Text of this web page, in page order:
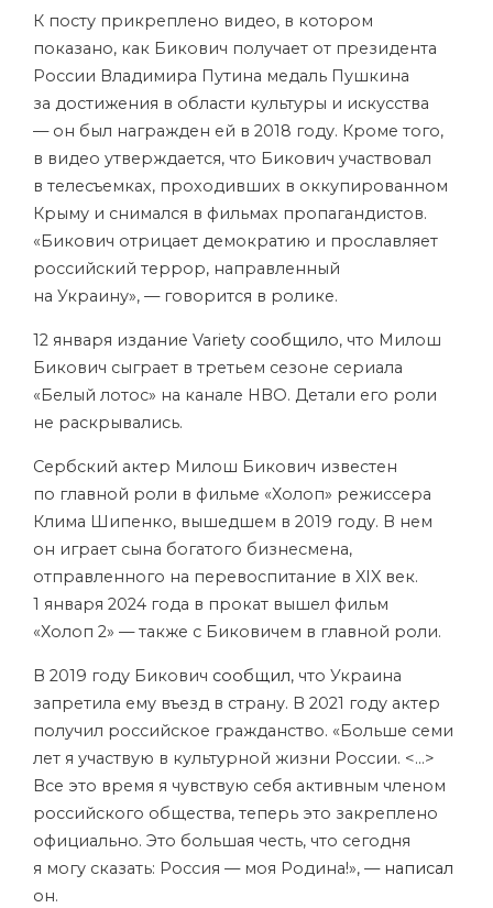
К посту прикреплено видео, в котором
показано, как Бикович получает от президента
России Владимира Путина медаль Пушкина
за достижения в области культуры и искусства
— он был награжден ей в 2018 году. Кроме того,
в видео утверждается, что Бикович участвовал
в телесъемках, проходивших в оккупированном
Крыму и снимался в фильмах пропагандистов.
«Бикович отрицает демократию и прославляет
российский террор, направленный
на Украину», — говорится в ролике.
12 января издание Variety сообщило, что Милош
Бикович сыграет в третьем сезоне сериала
«Белый лотос» на канале HBO. Детали его роли
не раскрывались.
Сербский актер Милош Бикович известен
по главной роли в фильме «Холоп» режиссера
Клима Шипенко, вышедшем в 2019 году. В нем
он играет сына богатого бизнесмена,
отправленного на перевоспитание в XIX век.
1 января 2024 года в прокат вышел фильм
«Холоп 2» — также с Биковичем в главной роли.
В 2019 году Бикович сообщил, что Украина
запретила ему въезд в страну. В 2021 году актер
получил российское гражданство. «Больше семи
лет я участвую в культурной жизни России. <…>
Все это время я чувствую себя активным членом
российского общества, теперь это закреплено
официально. Это большая честь, что сегодня
я могу сказать: Россия — моя Родина!», — написал
он.